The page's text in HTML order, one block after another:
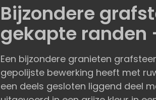
Bijzondere
gekapte randen
Een bijzondere granieten
gepolijste bewerking heeft met
een deels gesloten liggend deel